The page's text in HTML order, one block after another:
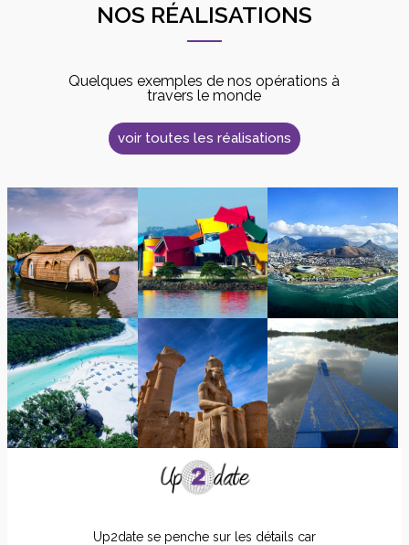
NOS RÉALISATIONS
Quelques exemples de nos opérations à
travers le monde
voir toutes les réalisations
Up2date se penche sur les détails car